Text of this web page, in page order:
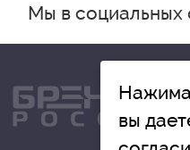
Мы в социальных
вы